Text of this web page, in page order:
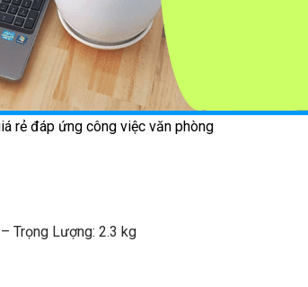
rẻ đáp ứng công việc văn phòng
– Trọng Lượng: 2.3 kg